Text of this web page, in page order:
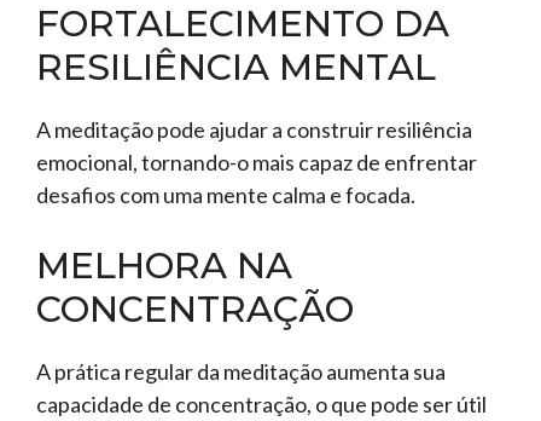
FORTALECIMENTO DA
RESILIÊNCIA MENTAL
A meditação pode ajudar a construir resiliência
emocional, tornando-o mais capaz de enfrentar
desafios com uma mente calma e focada.
MELHORA NA
CONCENTRAÇÃO
A prática regular da meditação aumenta sua
capacidade de concentração, o que pode ser útil